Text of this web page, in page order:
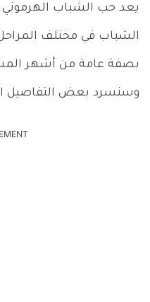
يعد حب الشباب
الشباب في مختلف
بصفة عامة من أشهر
وسنسرد بعض التفاصيل